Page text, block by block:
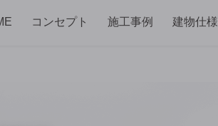
コンセプト 施工事例 建物仕様